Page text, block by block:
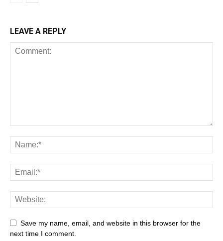
LEAVE A REPLY
Save my name, email, and website in this browser for the
next time I comment.